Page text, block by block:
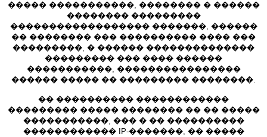
����� �����������, �������� � ������
�������� ���������
������������������ �������, ������
�� �������� ��� ���������� ���� ���
���������, � ������ ��������������
��������� ��� ���� ������
�����������, ����������������
������ ����� �� ��������� ��������.
�� ���������� ������������
��������� ����� �������� �� �� �����
�����������, ��� � �� ����������
������������ IP-�������, �� �����